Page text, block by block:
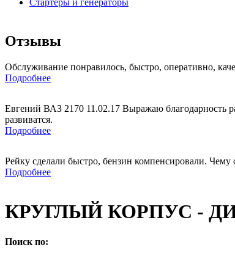
Стартеры и генераторы
Отзывы
Обслуживание понравилось, быстро, оперативно,
Подробнее
Евгений ВАЗ 2170 11.02.17 Выражаю благодарность
развиватся.
Подробнее
Рейку сделали быстро, бензин компенсировали. Чему
Подробнее
КРУГЛЫЙ КОРПУС -
Поиск по: